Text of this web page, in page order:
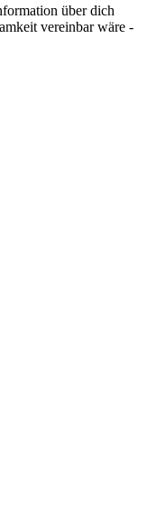
über dich
vereinbar wäre -